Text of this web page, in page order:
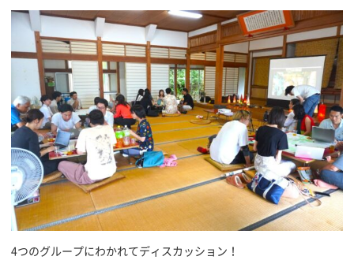
4つのグループにわかれてディスカッション！